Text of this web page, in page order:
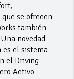
se ofrecen
también
novedad
es el sistema
el Driving
Activo